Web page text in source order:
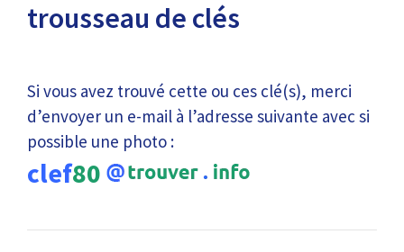
trousseau de clés
Si vous avez trouvé cette ou ces clé(s), merci
d’envoyer un e-mail à l’adresse suivante avec si
possible une photo :
clef80